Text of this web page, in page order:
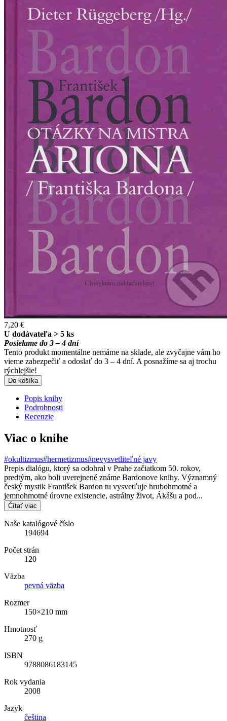
7,20 €
U dodávateľa > 5 ks
Posielame do 3 – 4 dní
Tento produkt momentálne nemáme na sklade, ale zvyčajne vám ho
vieme zabezpečiť a odoslať do 3 – 4 dní. A posnažíme sa aj trochu
rýchlejšie!
Do košíka
Popis knihy
Podrobnosti
Recenzie
Viac o knihe
#okultizmus#hermetizmus#nevysvetliteľné javy
Prepis dialógu, ktorý sa odohral v Prahe začiatkom 50. rokov,
predtým, ako boli uverejnené známe Bardonove knihy. Významný
český mystik František Bardon tu vysvetľuje hrubohmotné a
jemnohmotné úrovne existencie, astrálny život, Ákášu a pod...
Čítať viac
Naše katalógové číslo
194694
Počet strán
120
Väzba
pevná väzba
Rozmer
150×210 mm
Hmotnosť
270 g
ISBN
9788086183145
Rok vydania
2008
Jazyk
čeština